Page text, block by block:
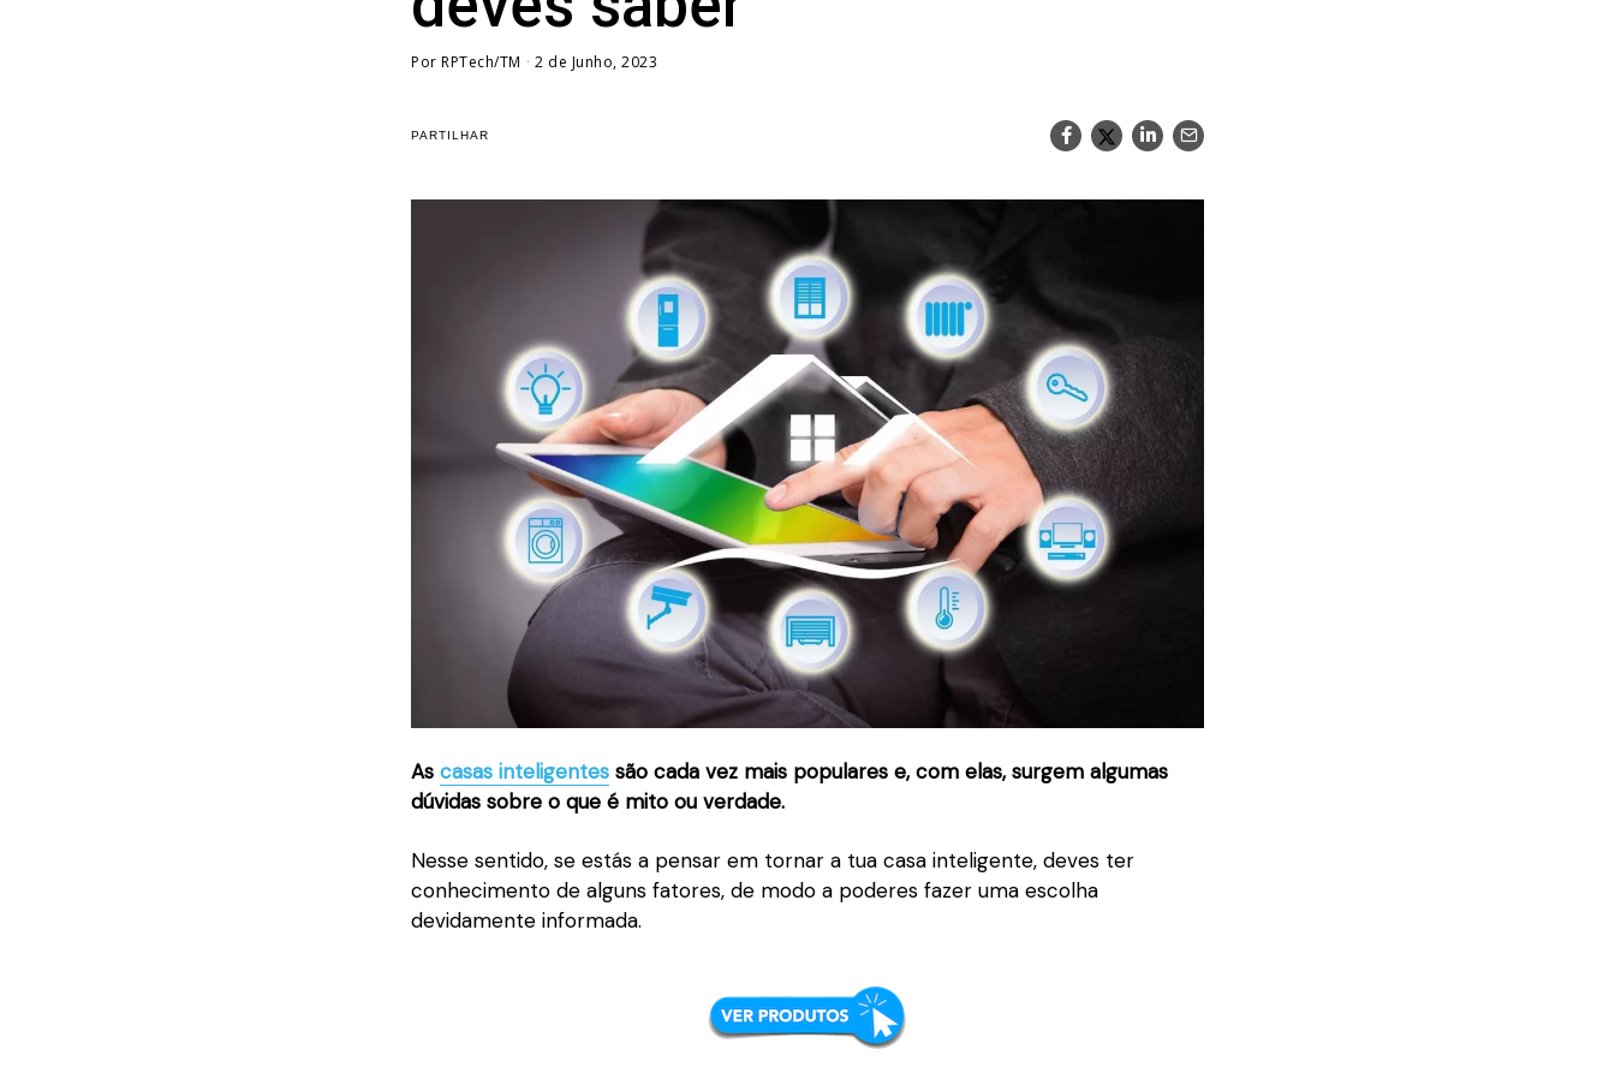
Por RPTech/TM 2 de Junho, 2023
PARTILHAR
As casas inteligentes são cada vez mais populares e, com elas, surgem algumas
dúvidas sobre o que é mito ou verdade.
Nesse sentido, se estás a pensar em tornar a tua casa inteligente, deves ter
conhecimento de alguns fatores, de modo a poderes fazer uma escolha
devidamente informada.